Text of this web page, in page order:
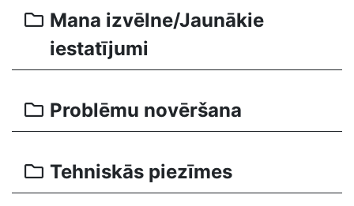
Mana izvēlne/Jaunākie
iestatījumi
Problēmu novēršana
Tehniskās piezīmes